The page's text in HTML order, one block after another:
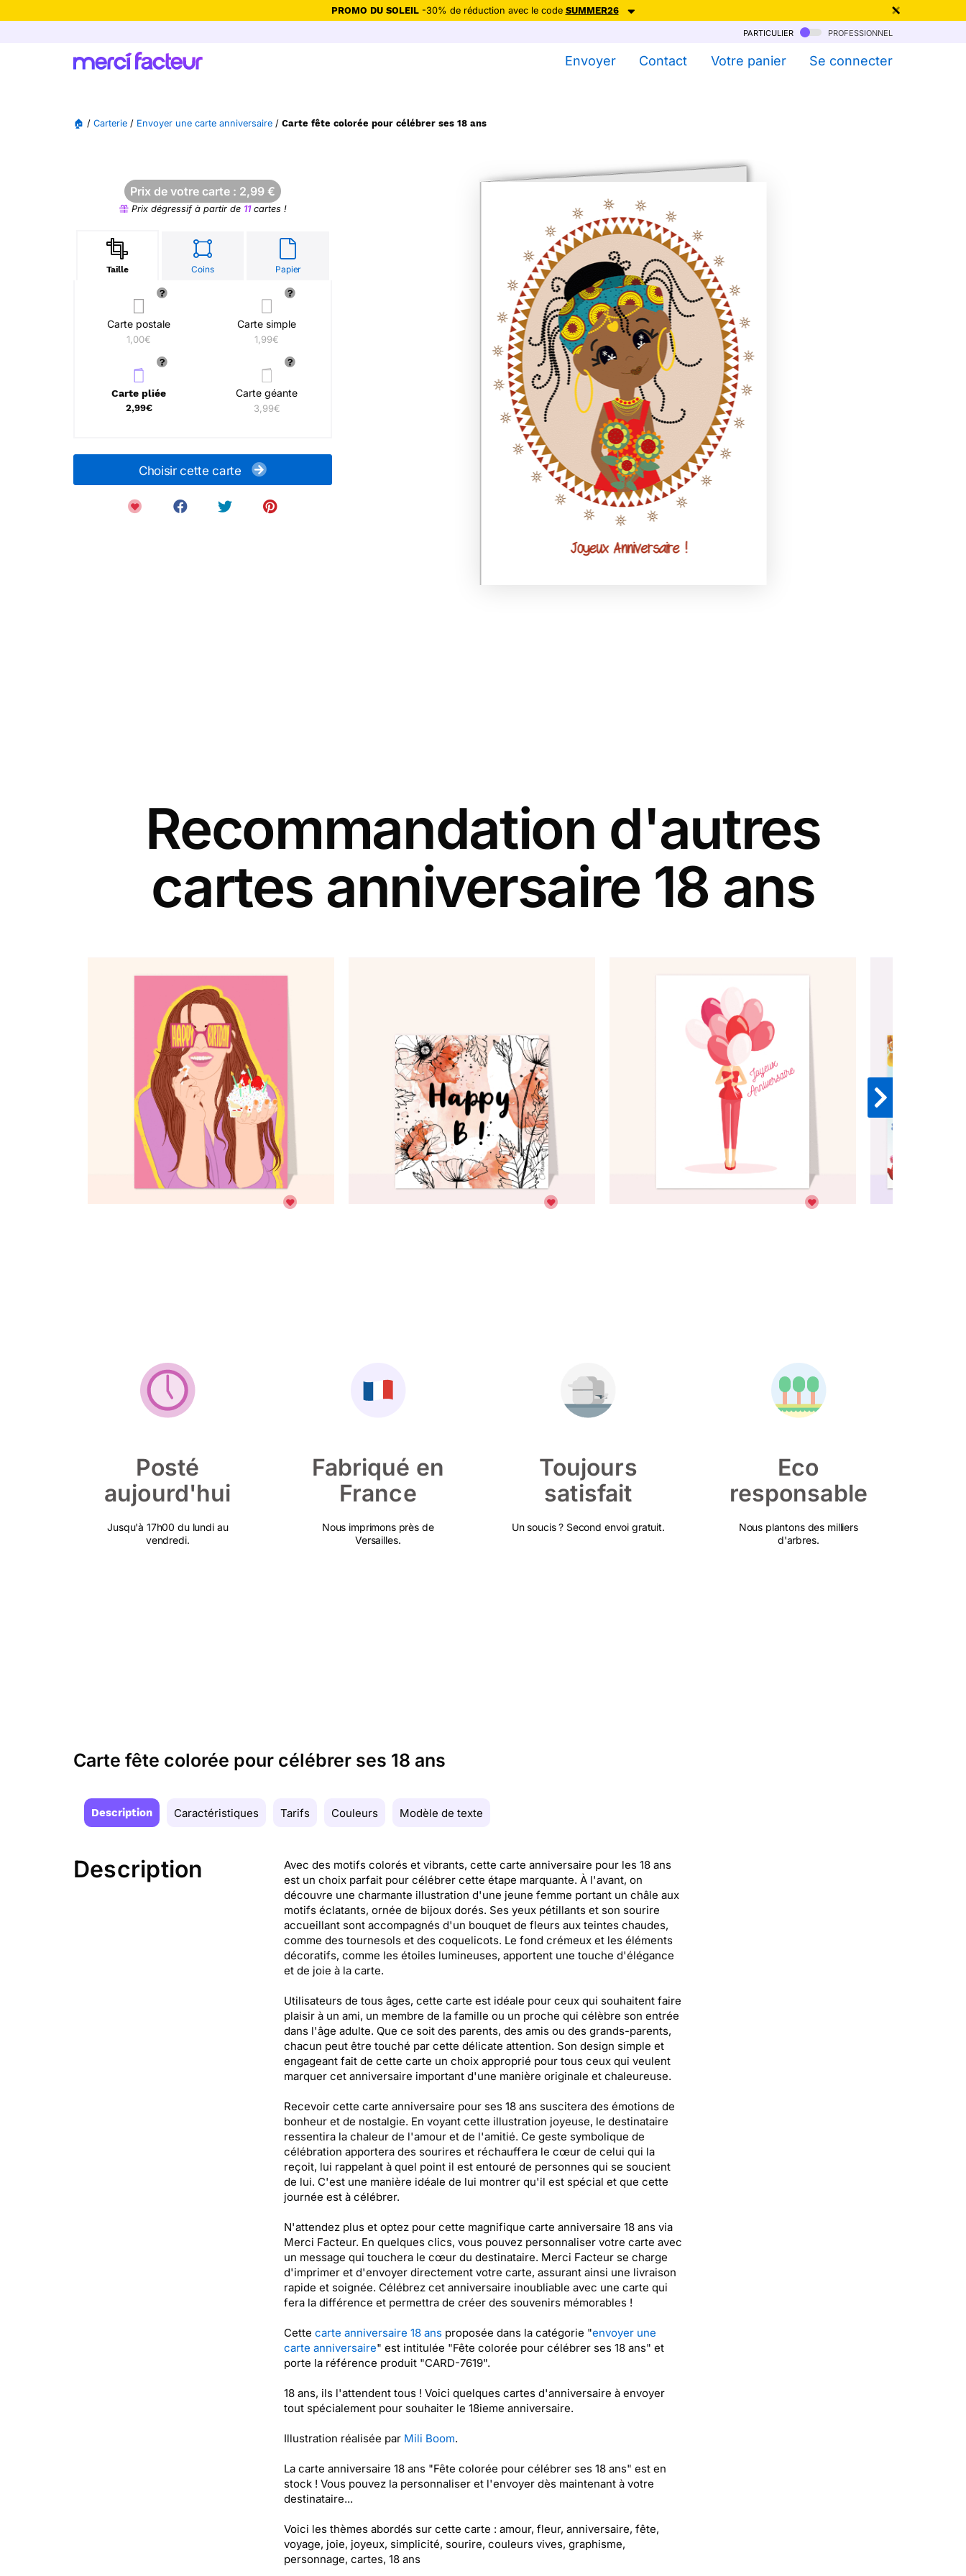
PROMO DU SOLEIL-30% de réduction avec le code SUMMER26
Ne plus afficher
particulier professionnel
Envoyer Contact Votre panier Se connecter
🏠 / Carterie / Envoyer une carte anniversaire / Carte fête colorée pour célébrer ses 18 ans
Prix de votre carte : 2,99 €
Prix dégressif à partir de 11cartes !
Taille Coins Papier
Carte postale
1,00€
Carte simple
1,99€
Carte pliée
2,99€
Carte géante
3,99€
Choisir cette carte
Recommandation d'autres
cartes anniversaire 18 ans
Posté
aujourd'hui
Jusqu'à 17h00 du lundi au
vendredi.
Fabriqué en
France
Nous imprimons près de
Versailles.
Toujours
satisfait
Un soucis ? Second envoi gratuit.
Eco
responsable
Nous plantons des milliers
d'arbres.
Carte fête colorée pour célébrer ses 18 ans
Description Caractéristiques Tarifs Couleurs Modèle de texte
Description
Avec des motifs colorés et vibrants, cette carte anniversaire pour les 18 ans
est un choix parfait pour célébrer cette étape marquante. À l'avant, on
découvre une charmante illustration d'une jeune femme portant un châle aux
motifs éclatants, ornée de bijoux dorés. Ses yeux pétillants et son sourire
accueillant sont accompagnés d'un bouquet de fleurs aux teintes chaudes,
comme des tournesols et des coquelicots. Le fond crémeux et les éléments
décoratifs, comme les étoiles lumineuses, apportent une touche d'élégance
et de joie à la carte.
Utilisateurs de tous âges, cette carte est idéale pour ceux qui souhaitent faire
plaisir à un ami, un membre de la famille ou un proche qui célèbre son entrée
dans l'âge adulte. Que ce soit des parents, des amis ou des grands-parents,
chacun peut être touché par cette délicate attention. Son design simple et
engageant fait de cette carte un choix approprié pour tous ceux qui veulent
marquer cet anniversaire important d'une manière originale et chaleureuse.
Recevoir cette carte anniversaire pour ses 18 ans suscitera des émotions de
bonheur et de nostalgie. En voyant cette illustration joyeuse, le destinataire
ressentira la chaleur de l'amour et de l'amitié. Ce geste symbolique de
célébration apportera des sourires et réchauffera le cœur de celui qui la
reçoit, lui rappelant à quel point il est entouré de personnes qui se soucient
de lui. C'est une manière idéale de lui montrer qu'il est spécial et que cette
journée est à célébrer.
N'attendez plus et optez pour cette magnifique carte anniversaire 18 ans via
Merci Facteur. En quelques clics, vous pouvez personnaliser votre carte avec
un message qui touchera le cœur du destinataire. Merci Facteur se charge
d'imprimer et d'envoyer directement votre carte, assurant ainsi une livraison
rapide et soignée. Célébrez cet anniversaire inoubliable avec une carte qui
fera la différence et permettra de créer des souvenirs mémorables !
Cette carte anniversaire 18 ansproposée dans la catégorie "envoyer une
carte anniversaire" est intitulée "Fête colorée pour célébrer ses 18 ans" et
porte la référence produit "CARD-7619".
18 ans, ils l'attendent tous ! Voici quelques cartes d'anniversaire à envoyer
tout spécialement pour souhaiter le 18ieme anniversaire.
Illustration réalisée par Mili Boom.
La carte anniversaire 18 ans "Fête colorée pour célébrer ses 18 ans" est en
stock ! Vous pouvez la personnaliser et l'envoyer dès maintenant à votre
destinataire...
Voici les thèmes abordés sur cette carte : amour, fleur, anniversaire, fête,
voyage, joie, joyeux, simplicité, sourire, couleurs vives, graphisme,
personnage, cartes, 18 ans